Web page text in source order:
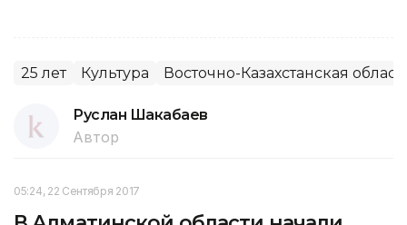
25 лет Культура Восточно-Казахстанская
Руслан Шакабаев
Автор
05:24, 22 Сентября 2017